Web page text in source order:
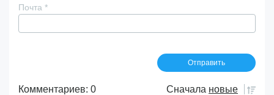
Почта *
Комментариев: 0 Сначала новые